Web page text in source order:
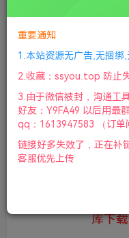
剑灵单机版新版三系（
此内容为付费资源，请付
鲜花
赞助会员 免费
付费资源
库下载
重要通知
1.本站资源无广告,无捆绑,
2.收藏：ssyou.top 防止
3.由于微信被封，沟通工
好友：Y9FA49 以后用最
qq：1613947583 （订单
链接好多失效了，正在补
客服优先上传